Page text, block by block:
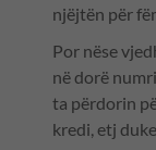
njëjtën për
Por nëse
në dorë
ta përdorin
kredi, etj